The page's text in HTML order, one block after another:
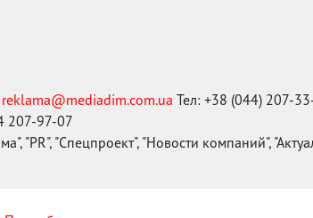
reklama@mediadim.com.ua Тел: +38 (044) 207-
207-97-07
"PR", "Спецпроект", "Новости компаний",